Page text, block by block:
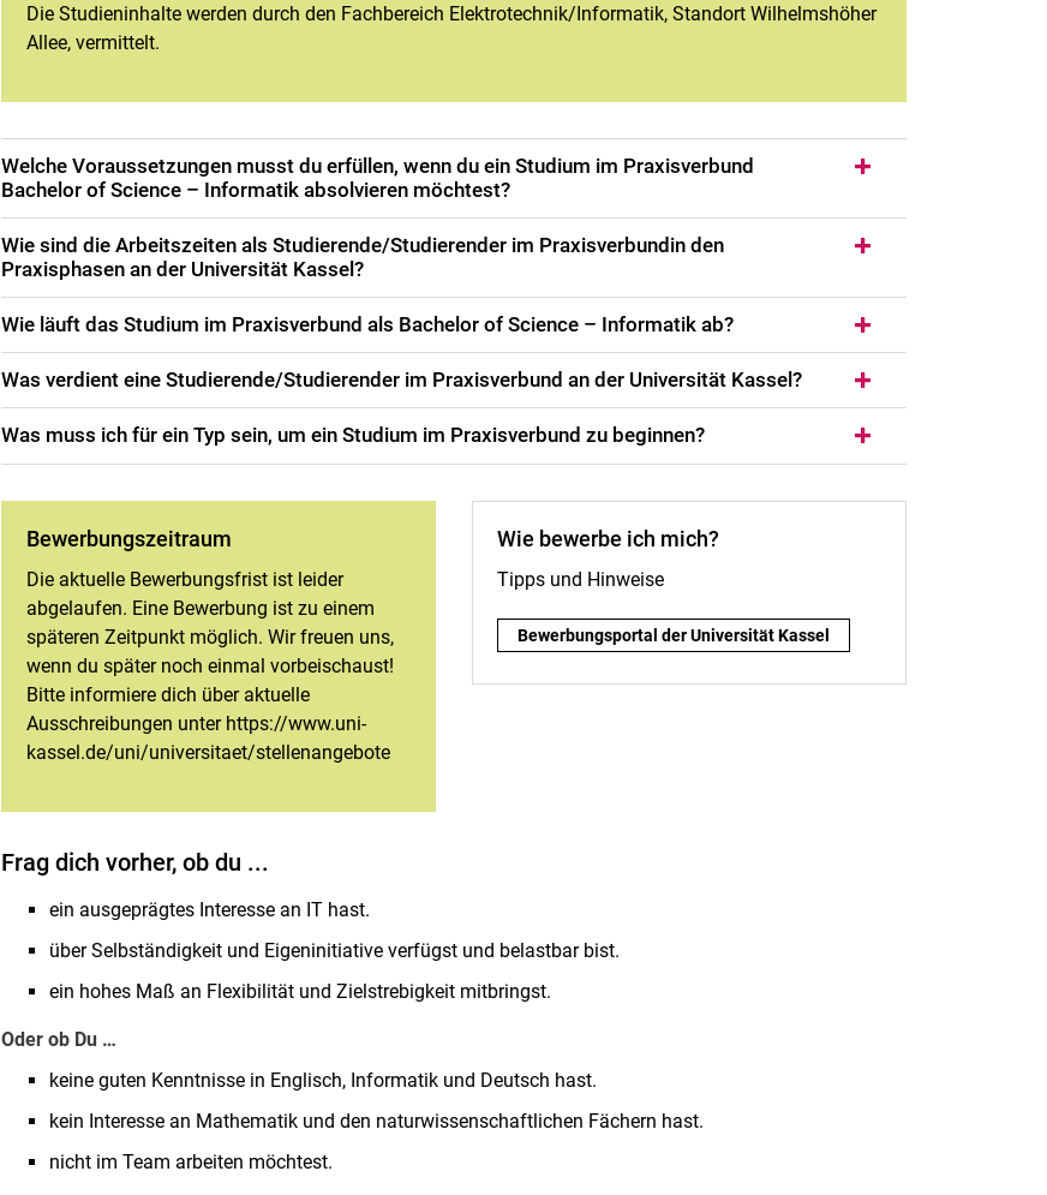
Die Studieninhalte werden durch den Fachbereich Elektrotechnik/Informatik, Standort Wilhelmshöher
Allee, vermittelt.
Welche Voraussetzungen musst du erfüllen, wenn du ein Studium im Praxisverbund
Bachelor of Science – Informatik absolvieren möchtest?
Wie sind die Arbeitszeiten als Studierende/Studierender im Praxisverbundin den
Praxisphasen an der Universität Kassel?
Wie läuft das Studium im Praxisverbund als Bachelor of Science – Informatik ab?
Was verdient eine Studierende/Studierender im Praxisverbund an der Universität Kassel?
Was muss ich für ein Typ sein, um ein Studium im Praxisverbund zu beginnen?
Be­wer­bungs­zeit­raum
Die aktuelle Bewerbungsfrist ist leider
abgelaufen. Eine Bewerbung ist zu einem
späteren Zeitpunkt möglich. Wir freuen uns,
wenn du später noch einmal vorbeischaust!
Bitte informiere dich über aktuelle
Ausschreibungen unter https://www.uni-
kassel.de/uni/universitaet/stellenangebote
Wie be­wer­be ich mich?
Tipps und Hin­wei­se
Wie be­wer­be ich mich? :
Be­wer­bungspor­tal der Universität Kas­sel
Frag dich vorher, ob du ...
ein ausgeprägtes Interesse an IT hast.
über Selbständigkeit und Eigeninitiative verfügst und belastbar bist.
ein hohes Maß an Flexibilität und Zielstrebigkeit mitbringst.
Oder ob Du …
keine guten Kenntnisse in Englisch, Informatik und Deutsch hast.
kein Interesse an Mathematik und den naturwissenschaftlichen Fächern hast.
nicht im Team arbeiten möchtest.